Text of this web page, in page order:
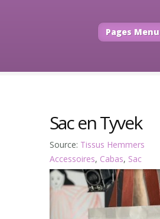
Pages Menu
Sac en Tyvek
Source: Tissus Hemmers
Accessoires, Cabas, Sac